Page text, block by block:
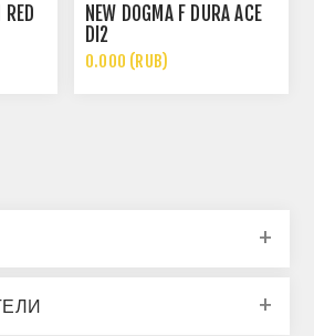
NEW DOGMA F DURA ACE
DI2
0.000 (RUB)